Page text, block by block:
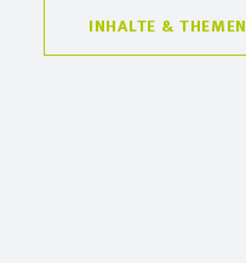
INHALTE & THEMEN